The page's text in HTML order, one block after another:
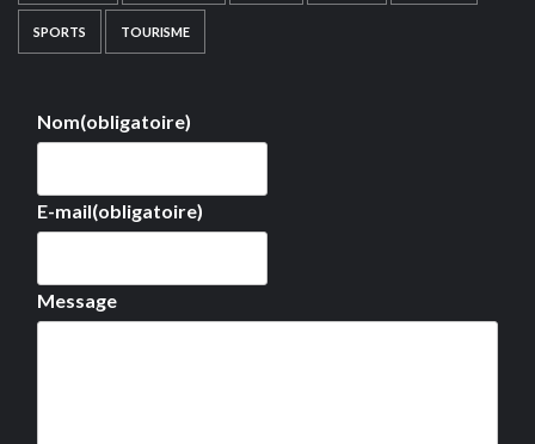
SPORTS TOURISME
Nom(obligatoire)
E-mail(obligatoire)
Message